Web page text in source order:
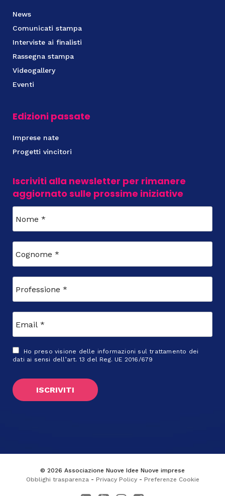
News
Comunicati stampa
Interviste ai finalisti
Rassegna stampa
Videogallery
Eventi
Edizioni passate
Imprese nate
Progetti vincitori
Iscriviti alla newsletter per rimanere
aggiornato sulle prossime iniziative
Ho preso visione delle informazioni sul trattamento dei
dati ai sensi dell’art. 13 del Reg. UE 2016/679
© 2026 Associazione Nuove Idee Nuove imprese
Obblighi trasparenza- Privacy Policy- Preferenze Cookie